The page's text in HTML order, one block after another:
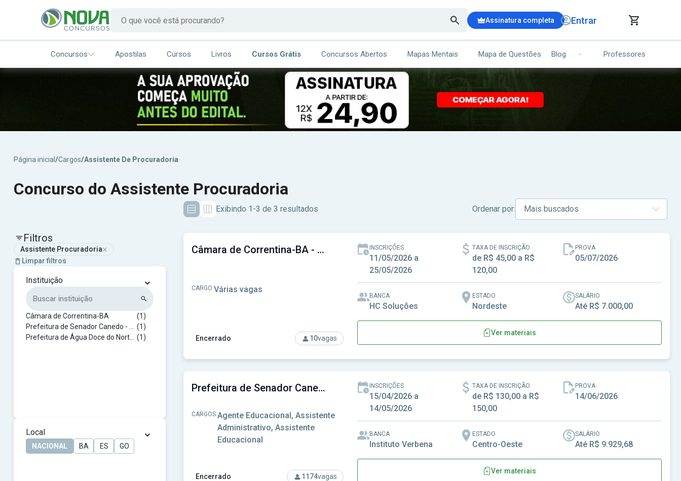
Assinatura completa Entrar
CARRINHO DE COMPRAS
ITENS (00)
Seu carrinho ainda está vazio.
Concursos Apostilas Cursos Livros Cursos Grátis Concursos Abertos Mapas Mentais Mapa de Questões Blog Professores
Página inicial /Cargos/Assistente De Procuradoria
Concurso do Assistente Procuradoria
Exibindo 1-3 de 3 resultados Ordenar por:
Filtros
Assistente Procuradoria×
Limpar filtros
Instituição ⌄
Câmara de Correntina-BA
(1)
Prefeitura de Senador Canedo - GO(1)
Prefeitura de Água Doce do Norte-ES
(1)
Local ⌄
NACIONAL BA ES GO
Encerrado 10vagas
Câmara de Correntina-BA - Câmara Municipal de Correntina-BA
CARGO:Várias vagas
INSCRIÇÕES
11/05/2026 a
25/05/2026
TAXA DE INSCRIÇÃO
de R$ 45,00 a R$
120,00
PROVA
05/07/2026
BANCA
HC Soluções
ESTADO
Nordeste
SALÁRIO
Até R$ 7.000,00
Ver materiais
Encerrado 1174vagas
Prefeitura de Senador Canedo - GO - Prefeitura Municipal de Senador Canedo - GO
CARGOS:Agente Educacional, Assistente
Administrativo, Assistente
Educacional
INSCRIÇÕES
15/04/2026 a
14/05/2026
TAXA DE INSCRIÇÃO
de R$ 130,00 a R$
150,00
PROVA
14/06/2026
BANCA
Instituto Verbena
ESTADO
Centro-Oeste
SALÁRIO
Até R$ 9.929,68
Ver materiais